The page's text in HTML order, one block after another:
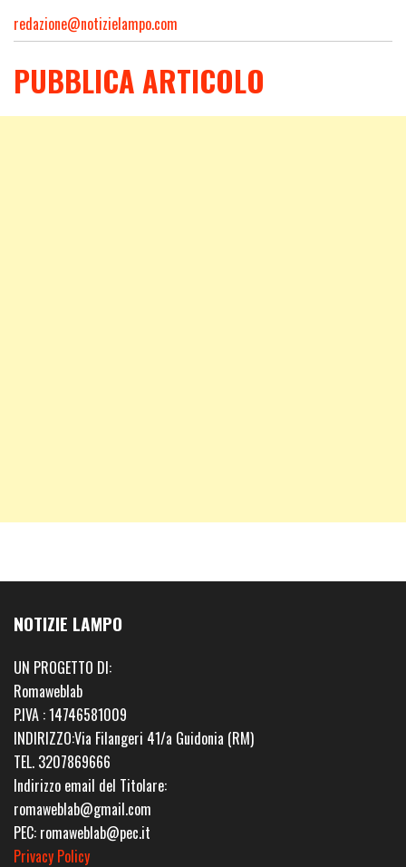
redazione@notizielampo.com
PUBBLICA ARTICOLO
NOTIZIE LAMPO
UN PROGETTO DI:
Romaweblab
P.IVA : 14746581009
INDIRIZZO:Via Filangeri 41/a Guidonia (RM)
TEL. 3207869666
Indirizzo email del Titolare:
romaweblab@gmail.com
PEC: romaweblab@pec.it
Privacy Policy